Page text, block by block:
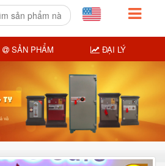
SẢN PHẨM ĐẠI LÝ